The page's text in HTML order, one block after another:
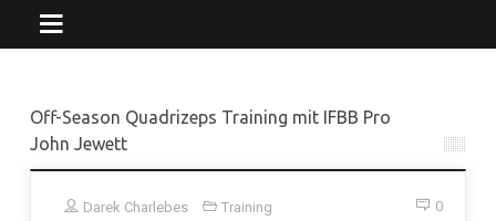
Off-Season Quadrizeps Training mit IFBB Pro
John Jewett
Darek Charlebes Training 0